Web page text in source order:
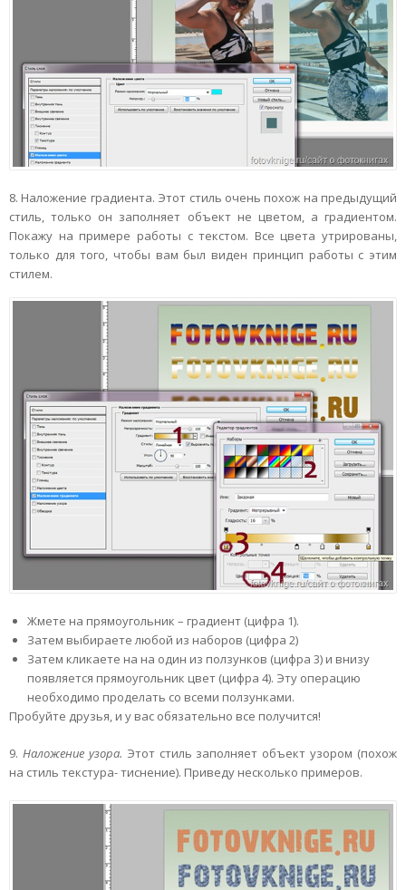
8. Наложение градиента. Этот стиль очень похож на предыдущий
стиль, только он заполняет объект не цветом, а градиентом.
Покажу на примере работы с текстом. Все цвета утрированы,
только для того, чтобы вам был виден принцип работы с этим
стилем.
Жмете на прямоугольник – градиент (цифра 1).
Затем выбираете любой из наборов (цифра 2)
Затем кликаете на на один из ползунков (цифра 3) и внизу
появляется прямоугольник цвет (цифра 4). Эту операцию
необходимо проделать со всеми ползунками.
Пробуйте друзья, и у вас обязательно все получится!
9. Наложение узора. Этот стиль заполняет объект узором (похож
на стиль текстура- тиснение). Приведу несколько примеров.